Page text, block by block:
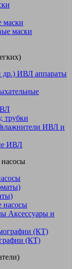
маски
маски
ИВЛ аппараты
трубки
ИВЛ и
ИВЛ
насосы
Аксессуары и
(КТ)